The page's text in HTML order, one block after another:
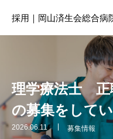
採用｜岡山済生会総合病
理学療法士 正
の募集をしてい
2026.06.11 募集情報